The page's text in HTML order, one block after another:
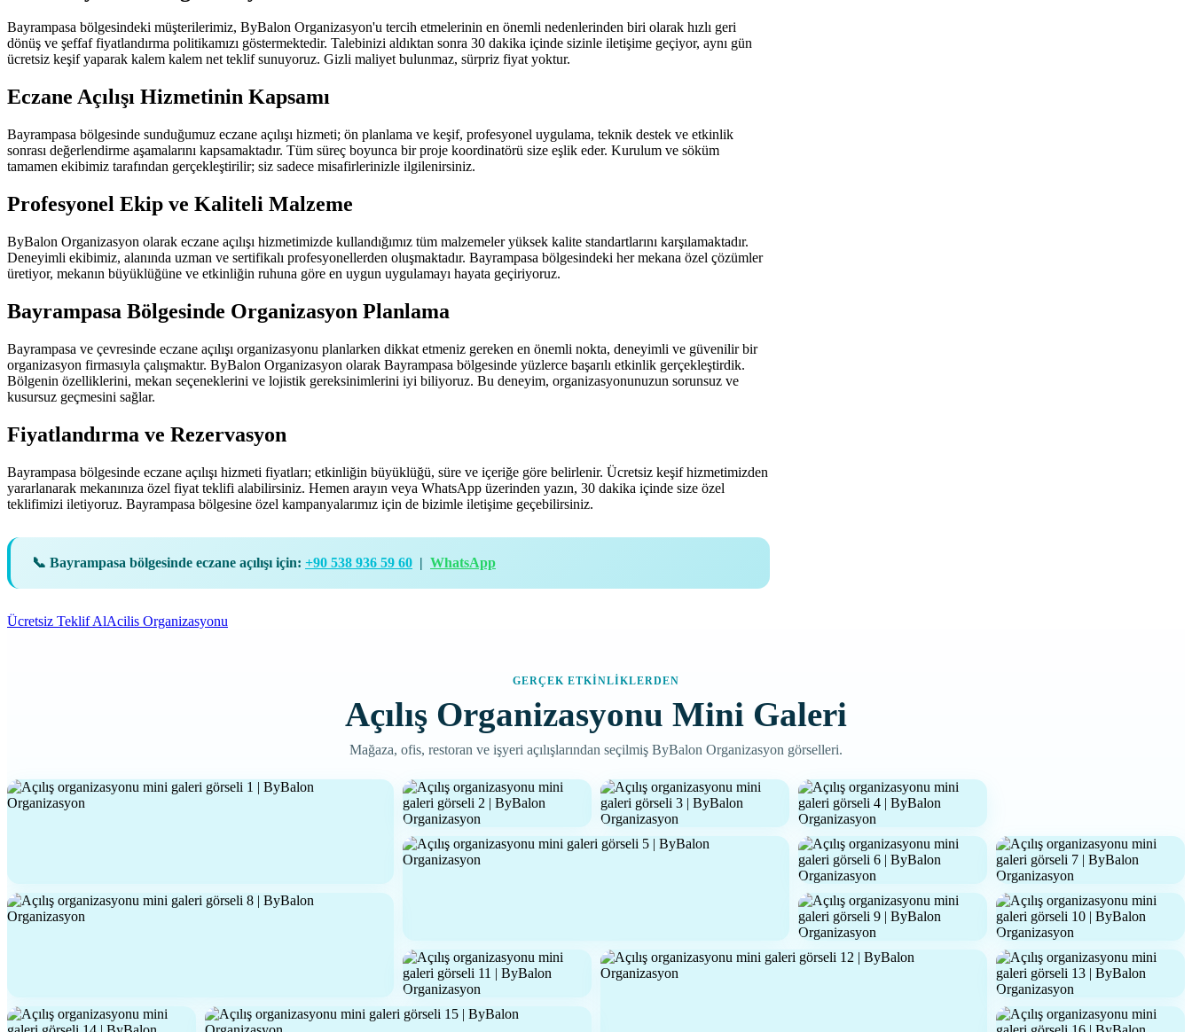
Bayrampasa bölgesindeki müşterilerimiz, ByBalon Organizasyon'u tercih etmelerinin en önemli nedenlerinden biri olarak hızlı geri
dönüş ve şeffaf fiyatlandırma politikamızı göstermektedir. Talebinizi aldıktan sonra 30 dakika içinde sizinle iletişime geçiyor, aynı gün
ücretsiz keşif yaparak kalem kalem net teklif sunuyoruz. Gizli maliyet bulunmaz, sürpriz fiyat yoktur.
Eczane Açılışı Hizmetinin Kapsamı
Bayrampasa bölgesinde sunduğumuz eczane açılışı hizmeti; ön planlama ve keşif, profesyonel uygulama, teknik destek ve etkinlik
sonrası değerlendirme aşamalarını kapsamaktadır. Tüm süreç boyunca bir proje koordinatörü size eşlik eder. Kurulum ve söküm
tamamen ekibimiz tarafından gerçekleştirilir; siz sadece misafirlerinizle ilgilenirsiniz.
Profesyonel Ekip ve Kaliteli Malzeme
ByBalon Organizasyon olarak eczane açılışı hizmetimizde kullandığımız tüm malzemeler yüksek kalite standartlarını karşılamaktadır.
Deneyimli ekibimiz, alanında uzman ve sertifikalı profesyonellerden oluşmaktadır. Bayrampasa bölgesindeki her mekana özel çözümler
üretiyor, mekanın büyüklüğüne ve etkinliğin ruhuna göre en uygun uygulamayı hayata geçiriyoruz.
Bayrampasa Bölgesinde Organizasyon Planlama
Bayrampasa ve çevresinde eczane açılışı organizasyonu planlarken dikkat etmeniz gereken en önemli nokta, deneyimli ve güvenilir bir
organizasyon firmasıyla çalışmaktır. ByBalon Organizasyon olarak Bayrampasa bölgesinde yüzlerce başarılı etkinlik gerçekleştirdik.
Bölgenin özelliklerini, mekan seçeneklerini ve lojistik gereksinimlerini iyi biliyoruz. Bu deneyim, organizasyonunuzun sorunsuz ve
kusursuz geçmesini sağlar.
Fiyatlandırma ve Rezervasyon
Bayrampasa bölgesinde eczane açılışı hizmeti fiyatları; etkinliğin büyüklüğü, süre ve içeriğe göre belirlenir. Ücretsiz keşif hizmetimizden
yararlanarak mekanınıza özel fiyat teklifi alabilirsiniz. Hemen arayın veya WhatsApp üzerinden yazın, 30 dakika içinde size özel
teklifimizi iletiyoruz. Bayrampasa bölgesine özel kampanyalarımız için de bizimle iletişime geçebilirsiniz.
📞 Bayrampasa bölgesinde eczane açılışı için: +90 538 936 59 60 | WhatsApp
Ücretsiz Teklif AlAcilis Organizasyonu
GERÇEK ETKINLIKLERDEN
Açılış Organizasyonu Mini Galeri
Mağaza, ofis, restoran ve işyeri açılışlarından seçilmiş ByBalon Organizasyon görselleri.